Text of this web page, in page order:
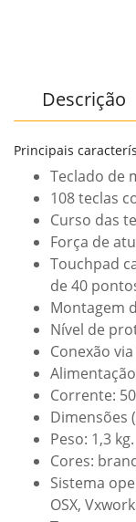
Descrição
Principais
Teclado de
108 teclas
Curso das
Força de
Touchpad
de 40
Montagem
Nível de
Conexão
Corrente:
Dimensões
Peso: 1,3 kg.
Cores:
Sistema
OSX,